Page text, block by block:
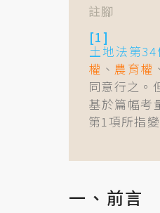
註腳
土地法第34
權 、 農育權
同意行之。
基於篇幅考
第1項所指
一、前言